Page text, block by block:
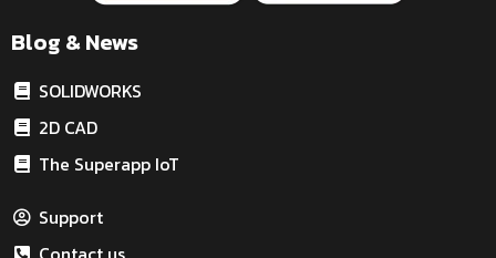
Blog & News
SOLIDWORKS
2D CAD
The Superapp IoT
Support